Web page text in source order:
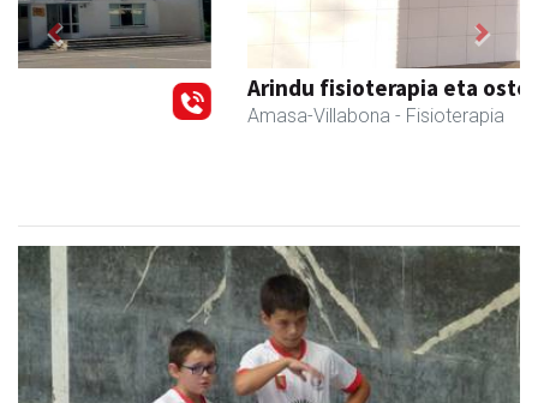
Arindu fisioterapia eta osteopatia
- Fisioterapia
Previous Next